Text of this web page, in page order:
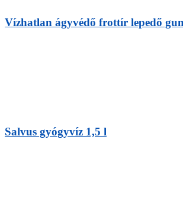
Vízhatlan ágyvédő frottír lepedő
Salvus gyógyvíz 1,5 l